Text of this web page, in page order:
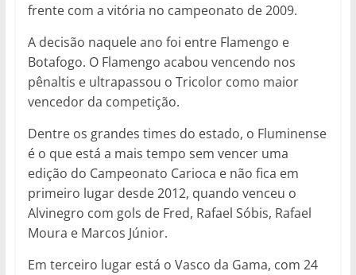
frente com a vitória no campeonato de 2009.
A decisão naquele ano foi entre Flamengo e
Botafogo. O Flamengo acabou vencendo nos
pênaltis e ultrapassou o Tricolor como maior
vencedor da competição.
Dentre os grandes times do estado, o Fluminense
é o que está a mais tempo sem vencer uma
edição do Campeonato Carioca e não fica em
primeiro lugar desde 2012, quando venceu o
Alvinegro com gols de Fred, Rafael Sóbis, Rafael
Moura e Marcos Júnior.
Em terceiro lugar está o Vasco da Gama, com 24